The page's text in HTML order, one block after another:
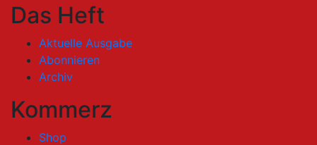
Das Heft
Aktuelle Ausgabe
Abonnieren
Archiv
Kommerz
Shop